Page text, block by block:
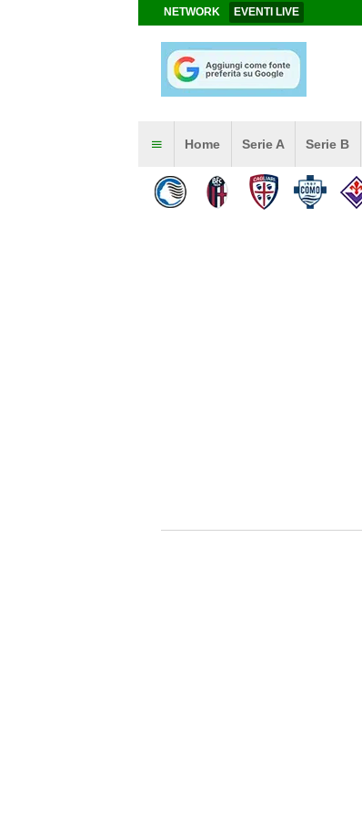
NETWORK EVENTI LIVE
Home Serie A Serie B